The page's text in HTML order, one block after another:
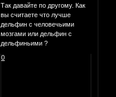
Так давайте по другому. Как
вы считаете что лучше
дельфин с человечьими
мозгами или дельфин с
дельфиньими ?
0